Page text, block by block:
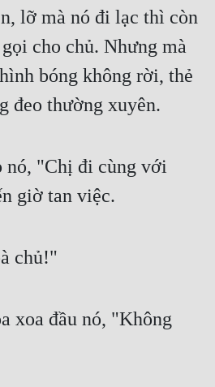
lỡ mà nó đi lạc thì còn
cho chủ. Nhưng mà
bóng không rời, thẻ
đeo thường xuyên.
nó, "Chị đi cùng với
giờ tan việc.
chủ!"
xoa đầu nó, "Không